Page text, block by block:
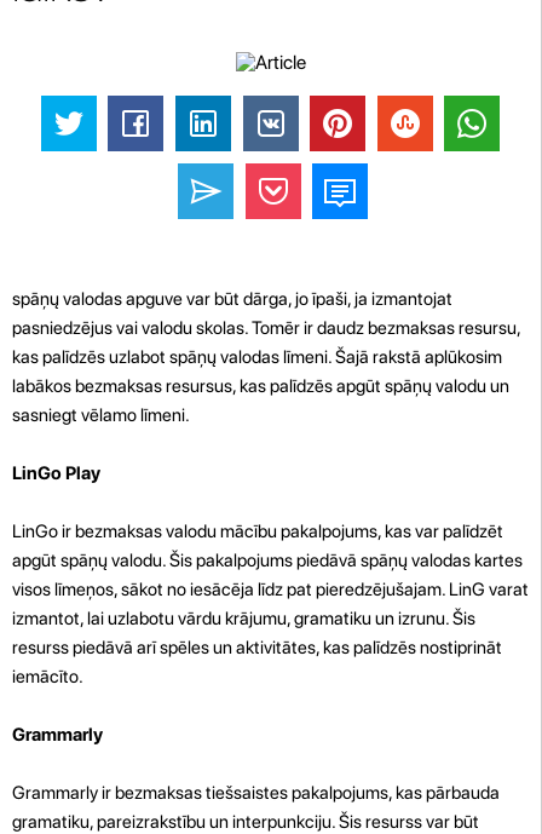
spāņų valodas apguve var būt dārga, jo īpaši, ja izmantojat
pasniedzējus vai valodu skolas. Tomēr ir daudz bezmaksas resursu,
kas palīdzēs uzlabot spāņų valodas līmeni. Šajā rakstā aplūkosim
labākos bezmaksas resursus, kas palīdzēs apgūt spāņų valodu un
sasniegt vēlamo līmeni.
LinGo Play
LinGo ir bezmaksas valodu mācību pakalpojums, kas var palīdzēt
apgūt spāņų valodu. Šis pakalpojums piedāvā spāņų valodas kartes
visos līmeņos, sākot no iesācēja līdz pat pieredzējušajam. LinG varat
izmantot, lai uzlabotu vārdu krājumu, gramatiku un izrunu. Šis
resurss piedāvā arī spēles un aktivitātes, kas palīdzēs nostiprināt
iemācīto.
Grammarly
Grammarly ir bezmaksas tiešsaistes pakalpojums, kas pārbauda
gramatiku, pareizrakstību un interpunkciju. Šis resurss var būt